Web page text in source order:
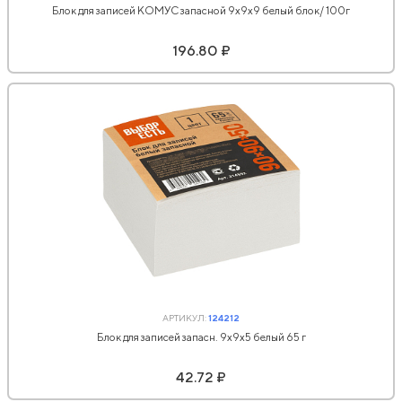
Блок для записей КОМУС запасной 9х9х9 белый блок/ 100г
196.80 ₽
АРТИКУЛ:124212
Блок для записей запасн. 9х9х5 белый 65 г
42.72 ₽